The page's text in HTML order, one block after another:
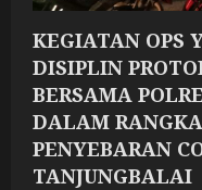
KEGIATAN OPS
DISIPLIN
BERSAMA
DALAM
PENYEBARAN
TANJUNGBALAI